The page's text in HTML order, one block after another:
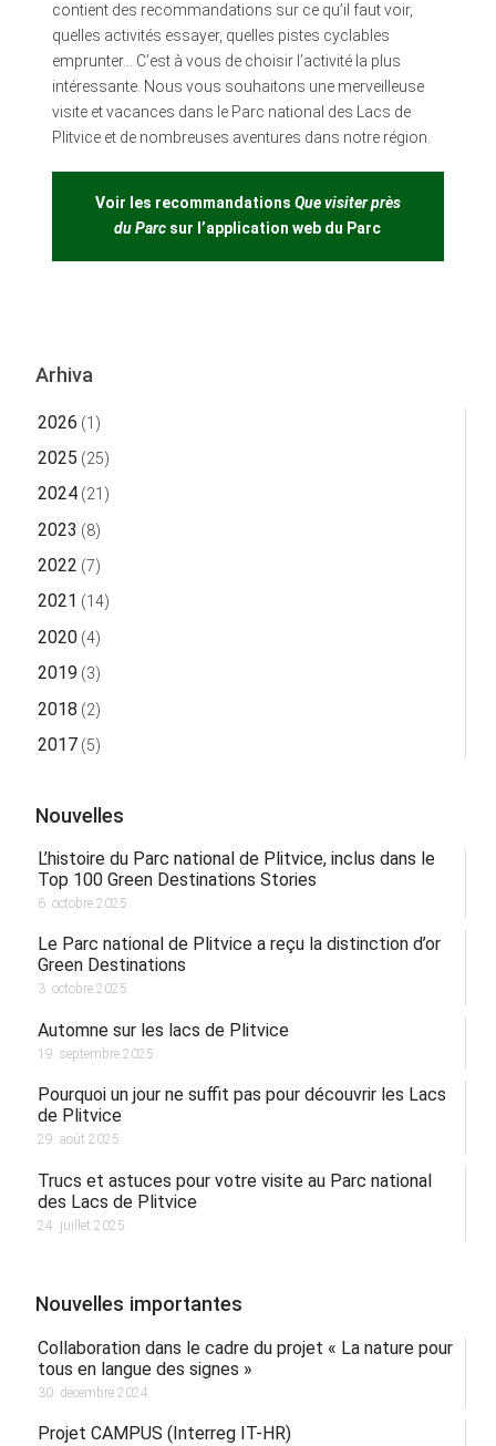
contient des recommandations sur ce qu’il faut voir,
quelles activités essayer, quelles pistes cyclables
emprunter… C’est à vous de choisir l’activité la plus
intéressante. Nous vous souhaitons une merveilleuse
visite et vacances dans le Parc national des Lacs de
Plitvice et de nombreuses aventures dans notre région.
Voir les recommandations Que visiter près
du Parc sur l’application web du Parc
Arhiva
2026 (1)
2025 (25)
2024(21)
2023 (8)
2022 (7)
2021 (14)
2020(4)
2019 (3)
2018 (2)
2017(5)
Nouvelles
L’histoire du Parc national de Plitvice, inclus dans le
Top 100 Green Destinations Stories
6. octobre 2025.
Le Parc national de Plitvice a reçu la distinction d’or
Green Destinations
3. octobre 2025.
Automne sur les lacs de Plitvice
19. septembre 2025.
Pourquoi un jour ne suffit pas pour découvrir les Lacs
de Plitvice
29. août 2025.
Trucs et astuces pour votre visite au Parc national
des Lacs de Plitvice
24. juillet 2025.
Nouvelles importantes
Collaboration dans le cadre du projet « La nature pour
tous en langue des signes »
30. décembre 2024.
Projet CAMPUS (Interreg IT-HR)